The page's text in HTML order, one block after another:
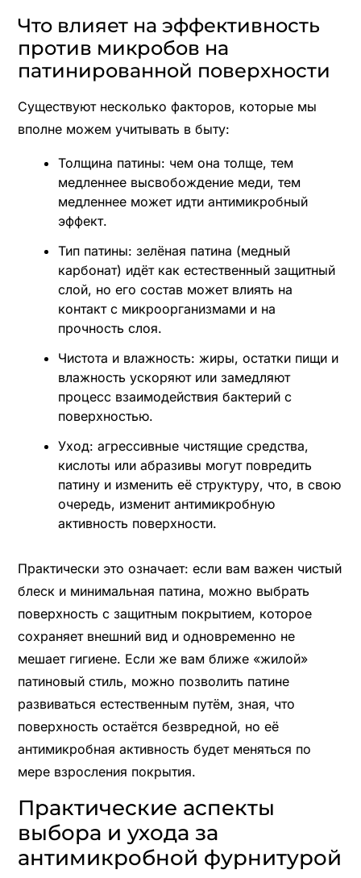
Что влияет на эффективность
против микробов на
патинированной поверхности
Существуют несколько факторов, которые мы
вполне можем учитывать в быту:
Толщина патины: чем она толще, тем
медленнее высвобождение меди, тем
медленнее может идти антимикробный
эффект.
Тип патины: зелёная патина (медный
карбонат) идёт как естественный защитный
слой, но его состав может влиять на
контакт с микроорганизмами и на
прочность слоя.
Чистота и влажность: жиры, остатки пищи и
влажность ускоряют или замедляют
процесс взаимодействия бактерий с
поверхностью.
Уход: агрессивные чистящие средства,
кислоты или абразивы могут повредить
патину и изменить её структуру, что, в свою
очередь, изменит антимикробную
активность поверхности.
Практически это означает: если вам важен чистый
блеск и минимальная патина, можно выбрать
поверхность с защитным покрытием, которое
сохраняет внешний вид и одновременно не
мешает гигиене. Если же вам ближе «жилой»
патиновый стиль, можно позволить патине
развиваться естественным путём, зная, что
поверхность остаётся безвредной, но её
антимикробная активность будет меняться по
мере взросления покрытия.
Практические аспекты
выбора и ухода за
антимикробной фурнитурой